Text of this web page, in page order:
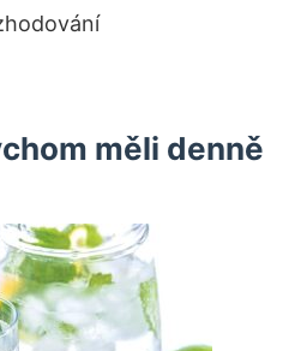
měli denně